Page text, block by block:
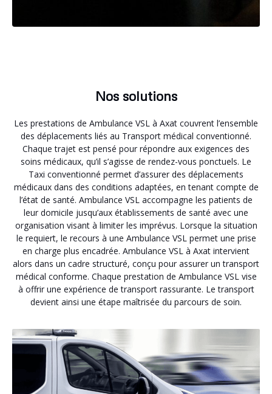
Nos solutions
Les prestations de Ambulance VSL à Axat couvrent l’ensemble
des déplacements liés au Transport médical conventionné.
Chaque trajet est pensé pour répondre aux exigences des
soins médicaux, qu’il s’agisse de rendez-vous ponctuels. Le
Taxi conventionné permet d’assurer des déplacements
médicaux dans des conditions adaptées, en tenant compte de
l’état de santé. Ambulance VSL accompagne les patients de
leur domicile jusqu’aux établissements de santé avec une
organisation visant à limiter les imprévus. Lorsque la situation
le requiert, le recours à une Ambulance VSL permet une prise
en charge plus encadrée. Ambulance VSL à Axat intervient
alors dans un cadre structuré, conçu pour assurer un transport
médical conforme. Chaque prestation de Ambulance VSL vise
à offrir une expérience de transport rassurante. Le transport
devient ainsi une étape maîtrisée du parcours de soin.